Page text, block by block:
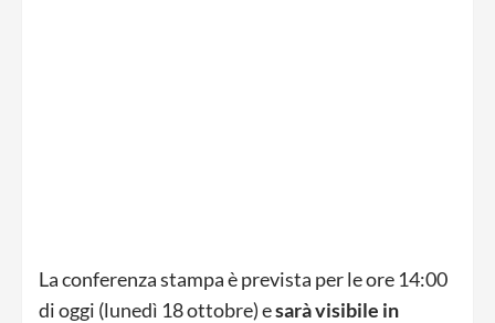
La conferenza stampa è prevista per le ore 14:00
di oggi (lunedì 18 ottobre) esarà visibile in